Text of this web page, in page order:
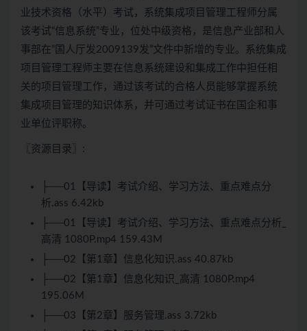
业技术资格（水平）考试，
系统集成项目管理工程师分属
该考试“信息系统”专业，位处中级资格，是信息产业部和人
事部在“国人厅发2009139发”文件中新增的专业。系统集成
项目管理工程师主要在信息系统建设和集成工作中担任相
关的项目管理工作，通过该考试的合格人员能够掌握系统
集成项目管理的知识体系，并可通过考试证书在国企和事
业单位评职称。
〖资源目录〗:
├──01【导读】考试介绍、学习方法、重点难点分
析.ass 6.42kb
├──01【导读】考试介绍、学习方法、重点难点分析_
高清 1080P.mp4 159.43M
├──02【第1章】信息化知识.ass 40.87kb
├──02【第1章】信息化知识_高清 1080P.mp4
195.06M
├──03【第2章】服务管理.ass 3.72kb